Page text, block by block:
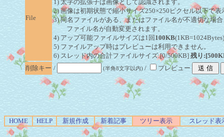
File
1) 太字の拡張子は画像として認識されます。
2) 画像は初期状態で縮小サイズ250×250ピクセル以下で表
3) 同名ファイルがある、またはファイル名が不適切な場
ファイル名が自動変更されます。
4) アップ可能ファイルサイズは1回 100KB
5) ファイルアップ時はプレビューは利用できません。
6) スレッド内の合計ファイルサイズ:[0/500KB] 残り
削除キー / (半角8文字以内) / プレビュー
HOME HELP 新規作成 新着記事 ツリー表示 スレッド表